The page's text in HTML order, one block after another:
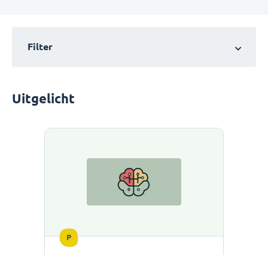
Filter
Uitgelicht
P